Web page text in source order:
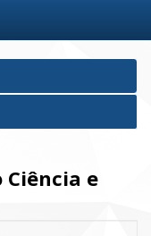
Ciência e